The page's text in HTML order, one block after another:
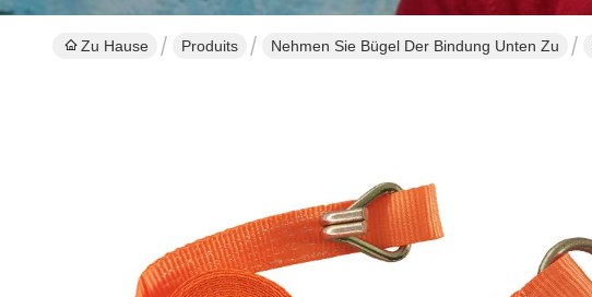
Zu Hause Produits Nehmen Sie Bügel Der Bindung Unten Zu